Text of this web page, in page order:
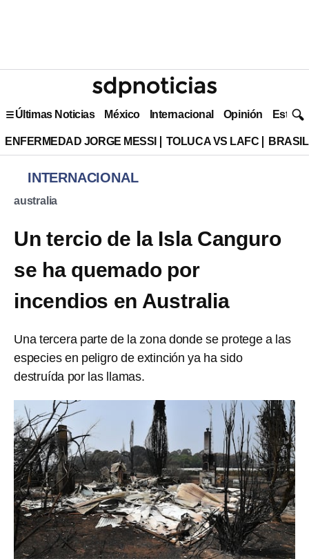
Últimas Noticias México Internacional Opinión Estilo
ENFERMEDAD JORGE MESSI TOLUCA VS LAFC
INTERNACIONAL
australia
Un tercio de la Isla Canguro
se ha quemado por
incendios en Australia
Una tercera parte de la zona donde se protege a las
especies en peligro de extinción ya ha sido
destruída por las llamas.